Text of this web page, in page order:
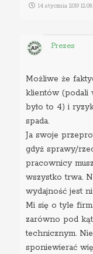
14 stycznia 2019 12:08
Prezes
Możliwe że
klientów (podali
było to 4) i
spada.
Ja swoje
gdyż sprawy/
pracownicy
wszystko trwa.
wydajność jest
Mi się o tyle
zarówno pod
technicznym.
sponiewierać